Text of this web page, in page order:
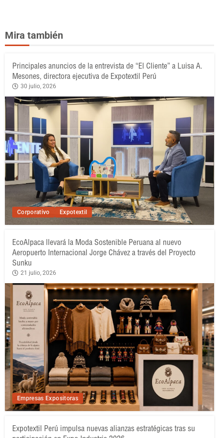
Mira también
Corporativo Expotextil
Principales anuncios de la entrevista de “El Cliente” a Luisa A.
Mesones, directora ejecutiva de Expotextil Perú
30 julio, 2026
Empresas Expositoras
EcoAlpaca llevará la Moda Sostenible Peruana al nuevo
Aeropuerto Internacional Jorge Chávez a través del Proyecto
Sunku
21 julio, 2026
Expotextil Perú impulsa nuevas alianzas estratégicas tras su